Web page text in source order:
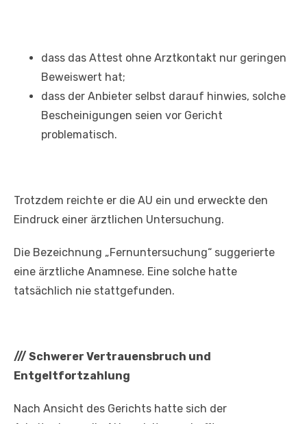
dass das Attest ohne Arztkontakt nur geringen
Beweiswert hat;
dass der Anbieter selbst darauf hinwies, solche
Bescheinigungen seien vor Gericht
problematisch.
Trotzdem reichte er die AU ein und erweckte den
Eindruck einer ärztlichen Untersuchung.
Die Bezeichnung „Fernuntersuchung“ suggerierte
eine ärztliche Anamnese. Eine solche hatte
tatsächlich nie stattgefunden.
/// Schwerer Vertrauensbruch und
Entgeltfortzahlung
Nach Ansicht des Gerichts hatte sich der